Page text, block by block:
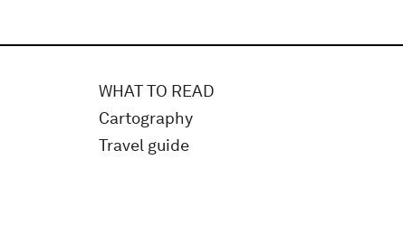
WHAT TO READ
Cartography
Travel guide